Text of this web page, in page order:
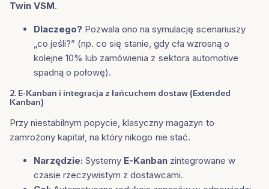
Twin VSM.
Dlaczego? Pozwala ono na symulację scenariuszy
„co jeśli?” (np. co się stanie, gdy cła wzrosną o
kolejne 10% lub zamówienia z sektora automotive
spadną o połowę).
2. E-Kanban i integracja z łańcuchem dostaw (Extended
Kanban)
Przy niestabilnym popycie, klasyczny magazyn to
zamrożony kapitał, na który nikogo nie stać.
Narzędzie: Systemy E-Kanban zintegrowane w
czasie rzeczywistym z dostawcami.